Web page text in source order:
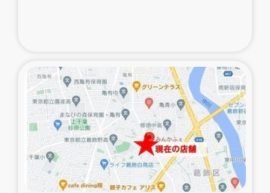
スリランカ南部洪水被災者支援
スリランカの南北女性をつなぐサリー・リサイクル・プロ
ジェクト
復興支援事業
民際教育事業